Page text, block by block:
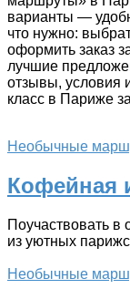
варианты —
что нужно:
оформить заказ
лучшие
отзывы, условия
класс в Париже
Необычные
Кофейная
Поучаствовать в
из уютных
Необычные